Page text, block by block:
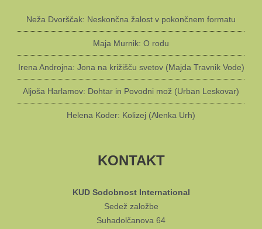
Neža Dvorščak: Neskončna žalost v pokončnem formatu
Maja Murnik: O rodu
Irena Androjna: Jona na križišču svetov (Majda Travnik Vode)
Aljoša Harlamov: Dohtar in Povodni mož (Urban Leskovar)
Helena Koder: Kolizej (Alenka Urh)
KONTAKT
KUD Sodobnost International
Sedež založbe
Suhadolčanova 64